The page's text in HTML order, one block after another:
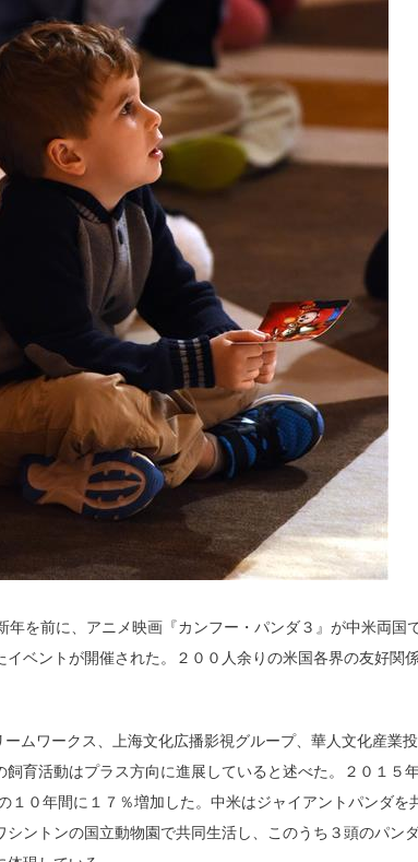
を前に、アニメ映画『カンフー・パンダ３』が中米両国
ベントが開催された。２００人余りの米国各界の友好関
ムワークス、上海文化広播影視グループ、華人文化産業
育活動はプラス方向に進展していると述べた。２０１５
０年間に１７％増加した。中米はジャイアントパンダを
ントンの国立動物園で共同生活し、このうち３頭のパン